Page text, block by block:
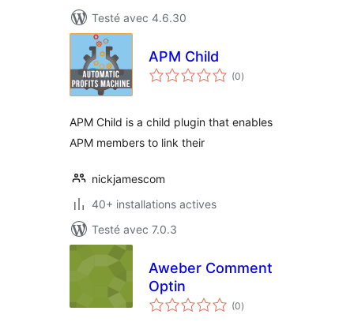
Testé avec 4.6.30
APM Child
(0notes
en
)
APM Child is a child plugin that enables
APM members to link their
nickjamescom
40+ installations actives
Testé avec 7.0.3
Aweber Comment
Optin
(0notes
en
)